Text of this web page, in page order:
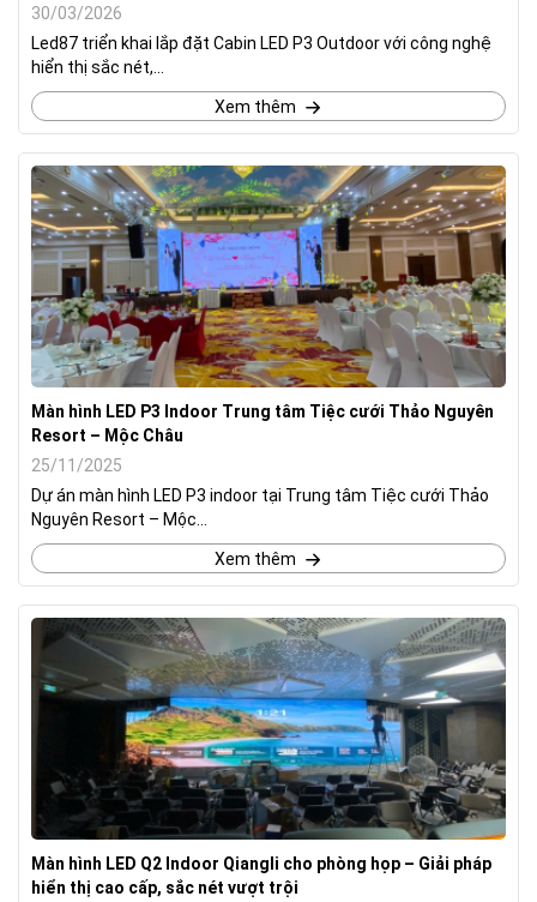
30/03/2026
Led87 triển khai lắp đặt Cabin LED P3 Outdoor với công nghệ
hiển thị sắc nét,...
Xem thêm
Màn hình LED P3 Indoor Trung tâm Tiệc cưới Thảo Nguyên
Resort – Mộc Châu
25/11/2025
Dự án màn hình LED P3 indoor tại Trung tâm Tiệc cưới Thảo
Nguyên Resort – Mộc...
Xem thêm
Màn hình LED Q2 Indoor Qiangli cho phòng họp – Giải pháp
hiển thị cao cấp, sắc nét vượt trội